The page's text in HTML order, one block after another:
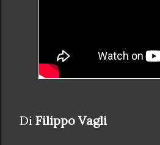
Di Filippo Vagli